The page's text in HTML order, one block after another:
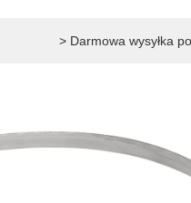
> Darmowa wysyłka